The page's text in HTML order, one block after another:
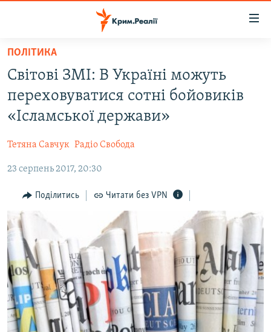
Перейти
основного
матеріалу
Перейти
до
основної
Перейти
пошуку
ВІДЕО ТА ФОТО
БЛОГИ
ПОГЛЯД
ІНТЕРВ'Ю
ВСЕ ЗА ДЕНЬ
СПЕЦПРОЕКТИ
ДЕПОРТАЦІЯ
ВІДЕОУРОКИ «ELIFBE»
СВІДЧЕННЯ ОКУПАЦІЇ
УКРАЇНСЬКА ПРОБЛЕМА КРИМУ
ЯК ОБІЙТИ БЛОКУВАННЯ
Русский
Qırımtatar
ПОЛІТИКА
Світові ЗМІ: В Україні можуть
переховуватися сотні бойовиків
«Ісламської держави»
Тетяна Савчук Радіо Свобода
23 серпень 2017, 20:30
Поділитись Читати без VPN